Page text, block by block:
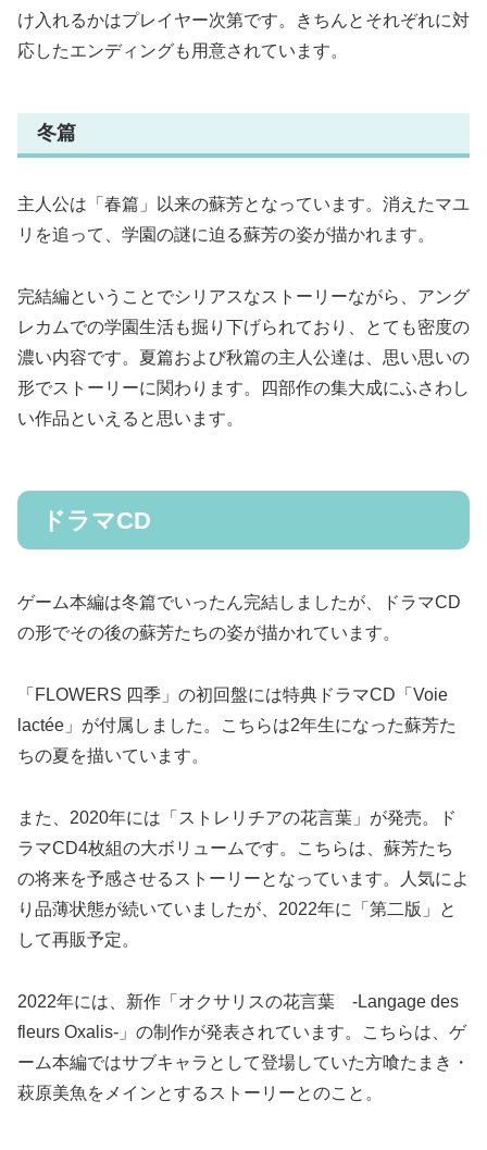
け入れるかはプレイヤー次第です。きちんとそれぞれに対
応したエンディングも用意されています。
冬篇
主人公は「春篇」以来の蘇芳となっています。消えたマユ
リを追って、学園の謎に迫る蘇芳の姿が描かれます。
完結編ということでシリアスなストーリーながら、アング
レカムでの学園生活も掘り下げられており、とても密度の
濃い内容です。夏篇および秋篇の主人公達は、思い思いの
形でストーリーに関わります。四部作の集大成にふさわし
い作品といえると思います。
ドラマCD
ゲーム本編は冬篇でいったん完結しましたが、ドラマCD
の形でその後の蘇芳たちの姿が描かれています。
「FLOWERS 四季」の初回盤には特典ドラマCD「Voie
lactée」が付属しました。こちらは2年生になった蘇芳た
ちの夏を描いています。
また、2020年には「ストレリチアの花言葉」が発売。ド
ラマCD4枚組の大ボリュームです。こちらは、蘇芳たち
の将来を予感させるストーリーとなっています。人気によ
り品薄状態が続いていましたが、2022年に「第二版」と
して再販予定。
2022年には、新作「オクサリスの花言葉 -Langage des
fleurs Oxalis-」の制作が発表されています。こちらは、ゲ
ーム本編ではサブキャラとして登場していた方喰たまき・
萩原美魚をメインとするストーリーとのこと。